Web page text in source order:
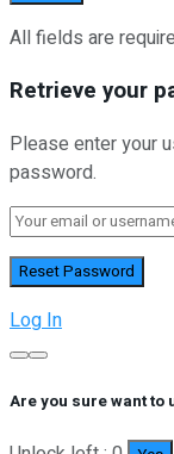
All fields are
Retrieve your
Please enter your
password.
Log In
Are you sure want to